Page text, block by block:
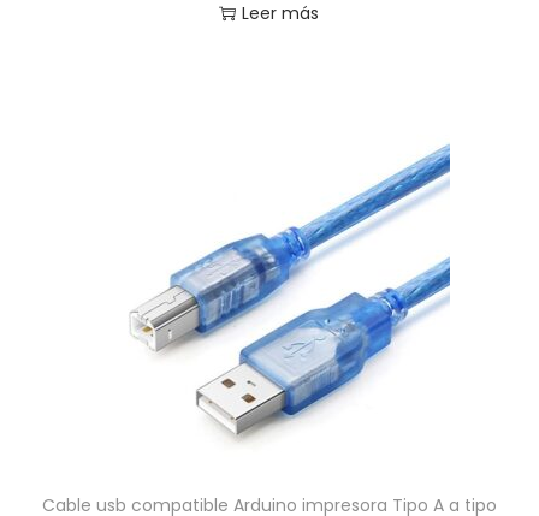
Leer más
Cable usb compatible Arduino impresora Tipo A a tipo